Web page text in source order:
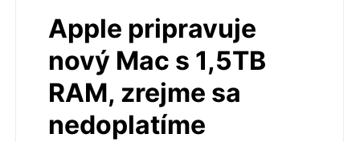
Apple pripravuje
nový Mac s 1,5TB
RAM, zrejme sa
nedoplatíme